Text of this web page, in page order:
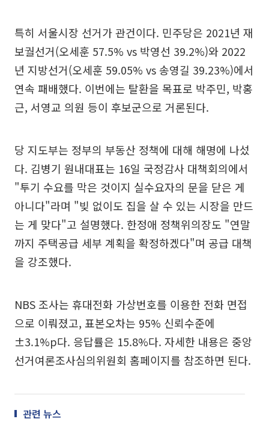
특히 서울시장 선거가 관건이다. 민주당은 2021년 재
보궐선거(오세훈 57.5% vs 박영선 39.2%)와 2022
년 지방선거(오세훈 59.05% vs 송영길 39.23%)에서
연속 패배했다. 이번에는 탈환을 목표로 박주민, 박홍
근, 서영교 의원 등이 후보군으로 거론된다.
당 지도부는 정부의 부동산 정책에 대해 해명에 나섰
다. 김병기 원내대표는 16일 국정감사 대책회의에서
"투기 수요를 막은 것이지 실수요자의 문을 닫은 게
아니다"라며 "빚 없이도 집을 살 수 있는 시장을 만드
는 게 맞다"고 설명했다. 한정애 정책위의장도 "연말
까지 주택공급 세부 계획을 확정하겠다"며 공급 대책
을 강조했다.
NBS 조사는 휴대전화 가상번호를 이용한 전화 면접
으로 이뤄졌고, 표본오차는 95% 신뢰수준에
±3.1%p다. 응답률은 15.8%다. 자세한 내용은 중앙
선거여론조사심의위원회 홈페이지를 참조하면 된다.
관련 뉴스